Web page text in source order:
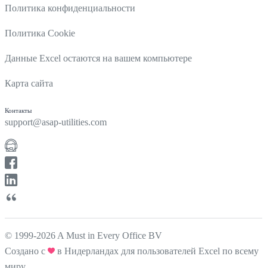
Политика конфиденциальности
Политика Cookie
Данные Excel остаются на вашем компьютере
Карта сайта
Контакты
support@asap-utilities.com
© 1999-2026 A Must in Every Office BV
Создано с
в Нидерландах для пользователей Excel по всему